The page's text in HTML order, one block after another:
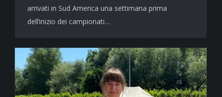
arrivati in Sud America una settimana prima
dell’inizio dei campionati…